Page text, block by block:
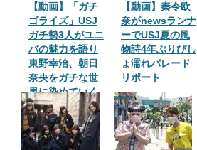
【動画】「ガチ
ゴライズ」USJ
ガチ勢3人がユニ
バの魅力を語り
東野幸治、朝日
奈央をガチな世
界に染めていく
【動画】秦令欧
奈がnewsランナ
ーでUSJ夏の風
物詩4年ぶりびし
ょ濡れパレード
リポート